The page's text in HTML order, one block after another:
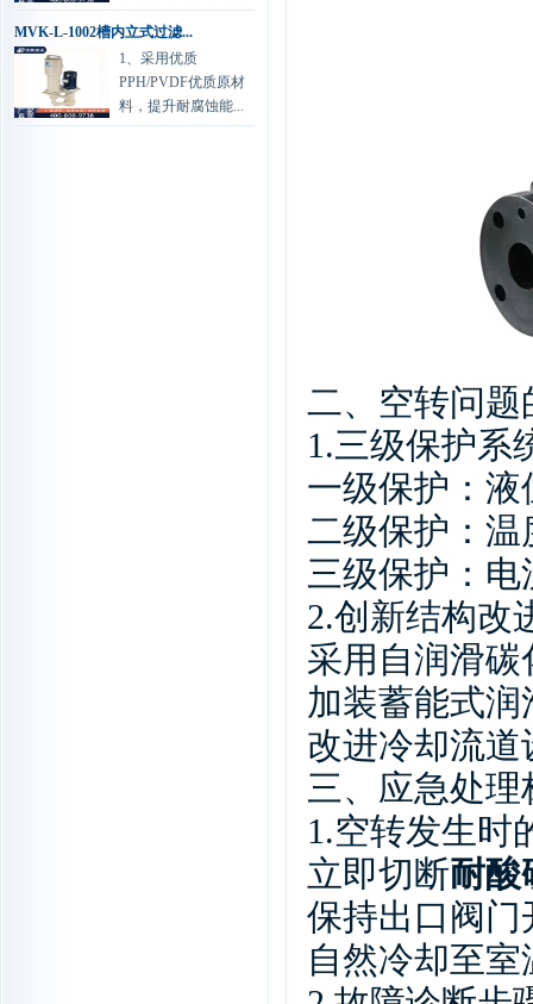
MVK-L-1002槽内立式过滤...
1、采用优质
PPH/PVDF优质原材
料，提升耐腐蚀能...
二、空转问
1.三级保护系
一级保护：液
二级保护：温
三级保护：电
2.创新结构改
采用自润滑碳
加装蓄能式润
改进冷却流道
三、应急处理
1.空转发生时
立即切断耐酸
保持出口阀门
自然冷却至室